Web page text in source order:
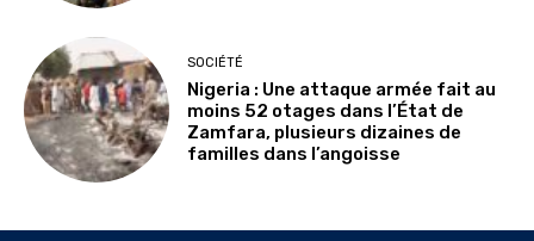
SOCIÉTÉ
Nigeria : Une attaque armée fait au
moins 52 otages dans l’État de
Zamfara, plusieurs dizaines de
familles dans l’angoisse